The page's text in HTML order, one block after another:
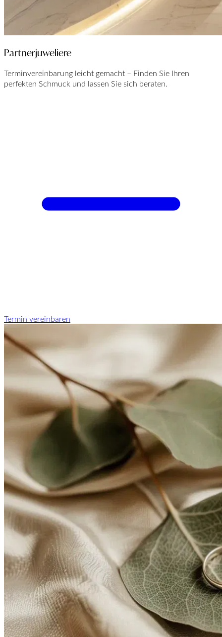
Partnerjuweliere
Terminvereinbarung leicht gemacht – Finden Sie Ihren
perfekten Schmuck und lassen Sie sich beraten.
Termin vereinbaren